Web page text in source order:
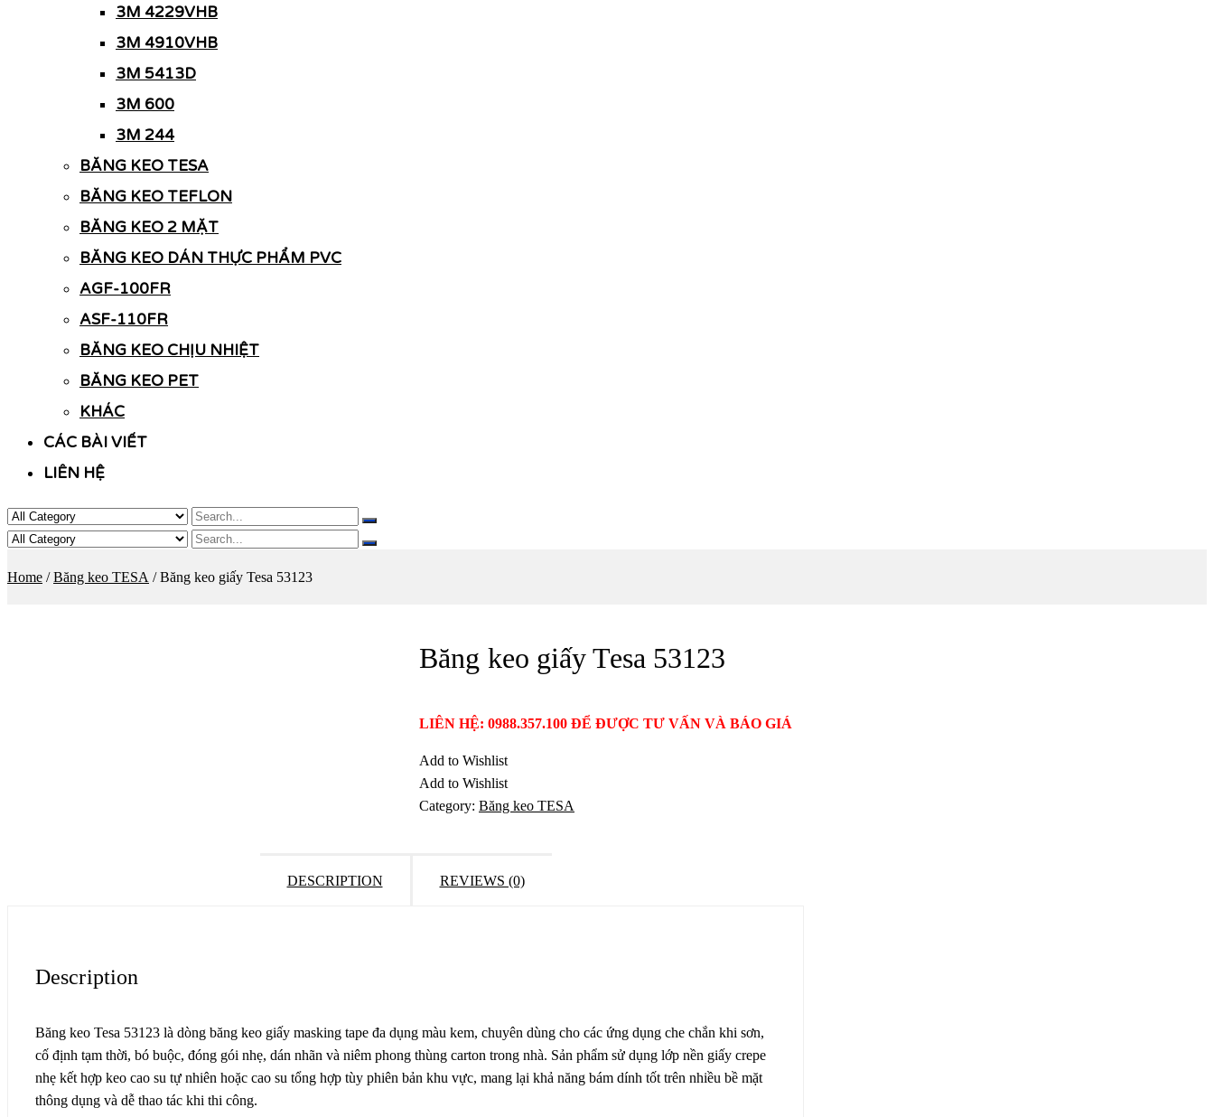
3M 4229VHB
3M 4910VHB
3M 5413D
3M 600
3M 244
BĂNG KEO TESA
BĂNG KEO TEFLON
BĂNG KEO 2 MẶT
BĂNG KEO DÁN THỰC PHẨM PVC
AGF-100FR
ASF-110FR
BĂNG KEO CHỊU NHIỆT
BĂNG KEO PET
KHÁC
CÁC BÀI VIẾT
LIÊN HỆ
Home /Băng keo TESA / Băng keo giấy Tesa 53123
Băng keo giấy Tesa 53123
LIÊN HỆ: 0988.357.100 ĐỂ ĐƯỢC TƯ VẤN VÀ BÁO GIÁ
Add to Wishlist
Add to Wishlist
Category: Băng keo TESA
DESCRIPTION REVIEWS (0)
Description
Băng keo Tesa 53123 là dòng băng keo giấy masking tape đa dụng màu kem, chuyên dùng cho các ứng dụng che chắn khi sơn,
cố định tạm thời, bó buộc, đóng gói nhẹ, dán nhãn và niêm phong thùng carton trong nhà. Sản phẩm sử dụng lớp nền giấy crepe
nhẹ kết hợp keo cao su tự nhiên hoặc cao su tổng hợp tùy phiên bản khu vực, mang lại khả năng bám dính tốt trên nhiều bề mặt
thông dụng và dễ thao tác khi thi công.